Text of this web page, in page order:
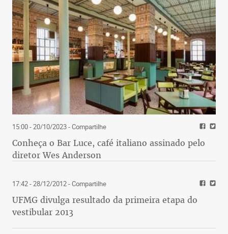
15:00 - 20/10/2023- Compartilhe
Conheça o Bar Luce, café italiano assinado pelo
diretor Wes Anderson
17:42 - 28/12/2012- Compartilhe
UFMG divulga resultado da primeira etapa do
vestibular 2013